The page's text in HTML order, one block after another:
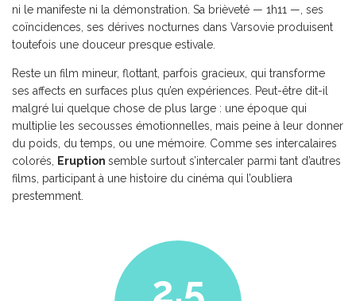
ni le manifeste ni la démonstration. Sa brièveté — 1h11 —, ses
coïncidences, ses dérives nocturnes dans Varsovie produisent
toutefois une douceur presque estivale.
Reste un film mineur, flottant, parfois gracieux, qui transforme
ses affects en surfaces plus qu’en expériences. Peut-être dit-il
malgré lui quelque chose de plus large : une époque qui
multiplie les secousses émotionnelles, mais peine à leur donner
du poids, du temps, ou une mémoire. Comme ses intercalaires
colorés,
Eruption semble surtout s’intercaler parmi tant d’autres
films, participant à une histoire du cinéma qui l’oubliera
prestemment.
2.5